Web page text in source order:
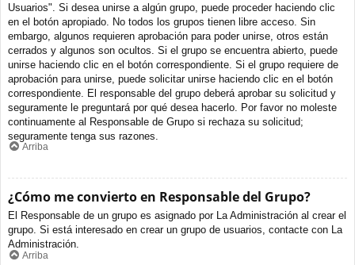
Usuarios". Si desea unirse a algún grupo, puede proceder haciendo clic
en el botón apropiado. No todos los grupos tienen libre acceso. Sin
embargo, algunos requieren aprobación para poder unirse, otros están
cerrados y algunos son ocultos. Si el grupo se encuentra abierto, puede
unirse haciendo clic en el botón correspondiente. Si el grupo requiere de
aprobación para unirse, puede solicitar unirse haciendo clic en el botón
correspondiente. El responsable del grupo deberá aprobar su solicitud y
seguramente le preguntará por qué desea hacerlo. Por favor no moleste
continuamente al Responsable de Grupo si rechaza su solicitud;
seguramente tenga sus razones.
Arriba
¿Cómo me convierto en Responsable del Grupo?
El Responsable de un grupo es asignado por La Administración al crear el
grupo. Si está interesado en crear un grupo de usuarios, contacte con La
Administración.
Arriba